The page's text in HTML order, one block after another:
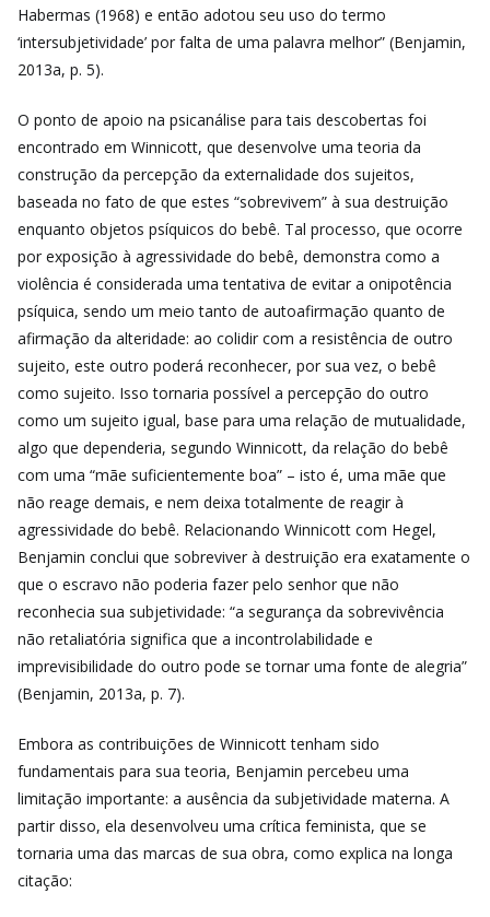
Habermas (1968) e então adotou seu uso do termo
‘intersubjetividade’ por falta de uma palavra melhor” (Benjamin,
2013a, p. 5).
O ponto de apoio na psicanálise para tais descobertas foi
encontrado em Winnicott, que desenvolve uma teoria da
construção da percepção da externalidade dos sujeitos,
baseada no fato de que estes “sobrevivem” à sua destruição
enquanto objetos psíquicos do bebê. Tal processo, que ocorre
por exposição à agressividade do bebê, demonstra como a
violência é considerada uma tentativa de evitar a onipotência
psíquica, sendo um meio tanto de autoafirmação quanto de
afirmação da alteridade: ao colidir com a resistência de outro
sujeito, este outro poderá reconhecer, por sua vez, o bebê
como sujeito. Isso tornaria possível a percepção do outro
como um sujeito igual, base para uma relação de mutualidade,
algo que dependeria, segundo Winnicott, da relação do bebê
com uma “mãe suficientemente boa” – isto é, uma mãe que
não reage demais, e nem deixa totalmente de reagir à
agressividade do bebê. Relacionando Winnicott com Hegel,
Benjamin conclui que sobreviver à destruição era exatamente o
que o escravo não poderia fazer pelo senhor que não
reconhecia sua subjetividade: “a segurança da sobrevivência
não retaliatória significa que a incontrolabilidade e
imprevisibilidade do outro pode se tornar uma fonte de alegria”
(Benjamin, 2013a, p. 7).
Embora as contribuições de Winnicott tenham sido
fundamentais para sua teoria, Benjamin percebeu uma
limitação importante: a ausência da subjetividade materna. A
partir disso, ela desenvolveu uma crítica feminista, que se
tornaria uma das marcas de sua obra, como explica na longa
citação: